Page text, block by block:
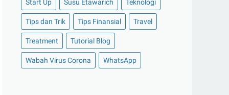
►November 2020(14)
►Oktober 2020 (11)
►September 2020(8)
►Agustus 2020
(13)
Start Up Susu Etawarich Teknologi
Tips dan Trik Tips Finansial Travel
Treatment Tutorial Blog
Wabah Virus Corona WhatsApp